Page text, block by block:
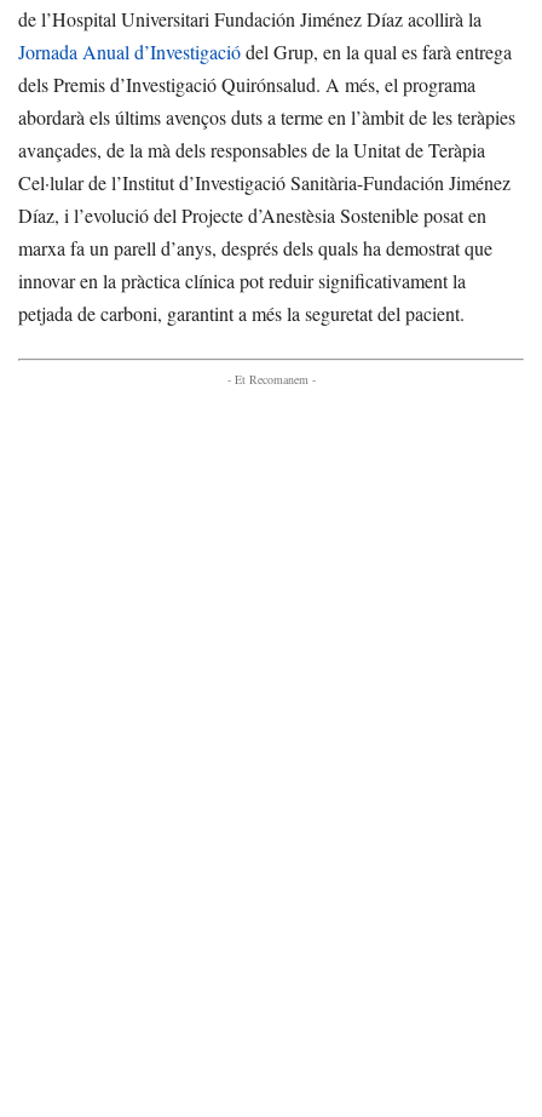
de l’Hospital Universitari Fundación Jiménez Díaz acollirà la
Jornada Anual d’Investigaciódel Grup, en la qual es farà entrega
dels Premis d’Investigació Quirónsalud. A més, el programa
abordarà els últims avenços duts a terme en l’àmbit de les teràpies
avançades, de la mà dels responsables de la Unitat de Teràpia
Cel·lular de l’Institut d’Investigació Sanitària-Fundación Jiménez
Díaz, i l’evolució del Projecte d’Anestèsia Sostenible posat en
marxa fa un parell d’anys, després dels quals ha demostrat que
innovar en la pràctica clínica pot reduir significativament la
petjada de carboni, garantint a més la seguretat del pacient.
- Et Recomanem -